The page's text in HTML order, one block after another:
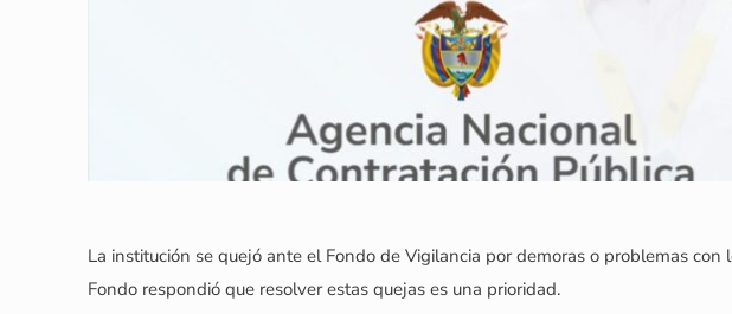
La institución se quejó ante el Fondo de Vigilancia por demoras o problemas
Fondo respondió que resolver estas quejas es una prioridad.